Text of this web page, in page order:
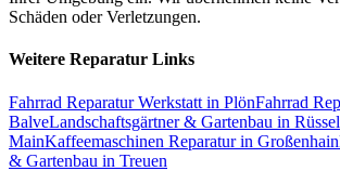
Schäden oder Verletzungen.
Weitere Reparatur Links
Fahrrad Reparatur Werkstatt in PlönFahrrad
BalveLandschaftsgärtner & Gartenbau in
MainKaffeemaschinen Reparatur in Großenhain
& Gartenbau in Treuen